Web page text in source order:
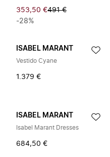
353,50 €491 €
-28%
ISABEL MARANT
Vestido Cyane
1.379 €
ISABEL MARANT
Isabel Marant Dresses
684,50 €